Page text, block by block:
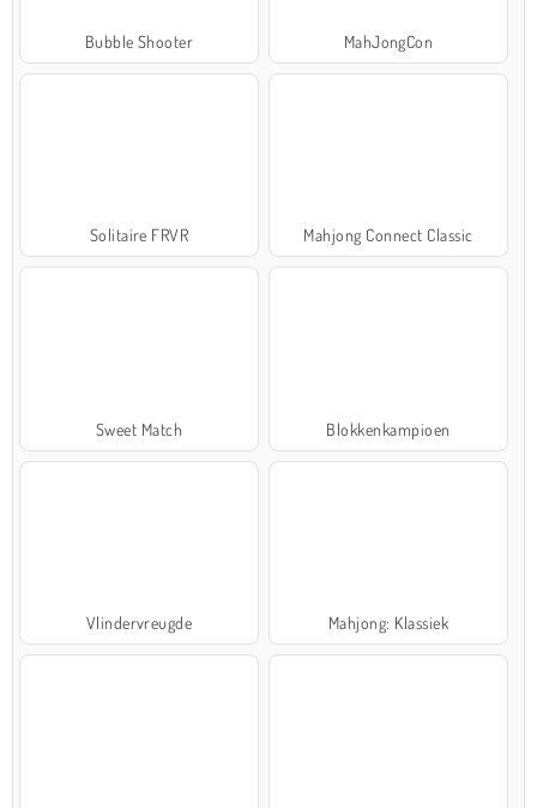
Bubble Shooter MahJongCon
Solitaire FRVR Mahjong Connect Classic
Sweet Match Blokkenkampioen
Vlindervreugde Mahjong: Klassiek